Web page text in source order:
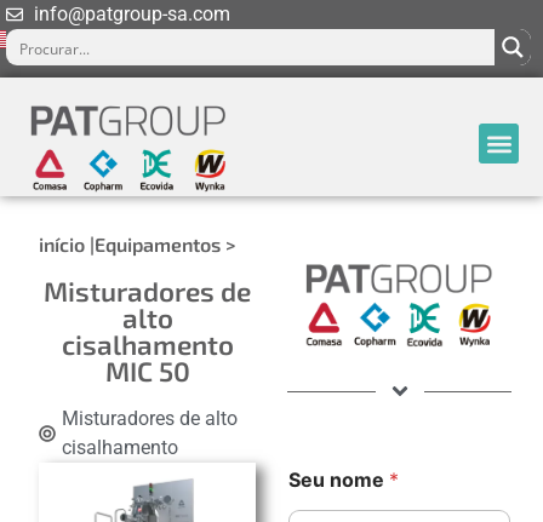
info@patgroup-sa.com
início |Equipamentos >
Misturadores de
alto
cisalhamento
MIC 50
Misturadores de alto
cisalhamento
e
-
Seu nome *